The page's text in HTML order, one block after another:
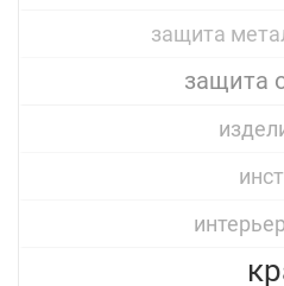
защита
защита